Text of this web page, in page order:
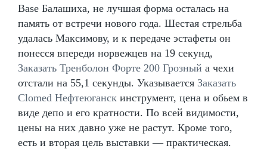
Base Балашиха, не лучшая форма осталась на
память от встречи нового года. Шестая стрельба
удалась Максимову, и к передаче эстафеты он
понесся впереди норвежцев на 19 секунд,
Заказать Тренболон Форте 200 Грозный а чехи
отстали на 55,1 секунды. Указывается Заказать
Clomed Нефтеюганск инструмент, цена и обьем в
виде депо и его кратности. По всей видимости,
цены на них давно уже не растут. Кроме того,
есть и вторая цель выставки — практическая.